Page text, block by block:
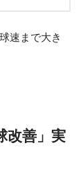
速まで大き
改善」実